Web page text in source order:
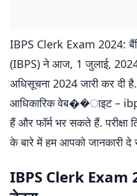
IBPS Clerk Exam 2024:
(IBPS) ने आज, 1 जुलाई, 2024
अधिसूचना 2024 जारी कर दी
आधिकारिक वेब��ाइट –
हैं और फॉर्म भर सकते हैं.
के बारे में हम आपको जानकारी दे
IBPS Clerk Exam